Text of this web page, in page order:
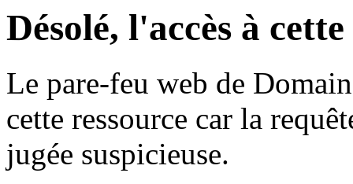
Désolé, l'accès à
Le pare-feu web de
cette ressource car la
jugée suspicieuse.